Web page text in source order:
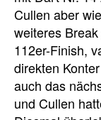
Cullen aber
weiteres
112er-Finish,
direkten
auch das
und Cullen